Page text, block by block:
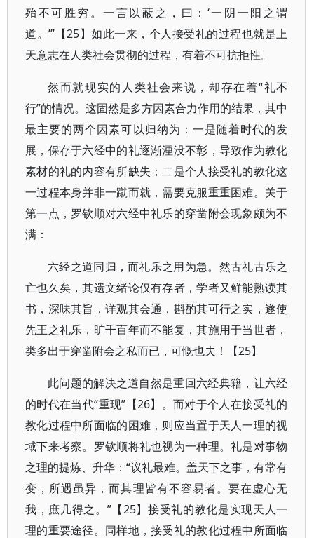
殆不可胜穷。一言以蔽之，曰：‘一阴一阳之谓
道。’”【25】如此一来，个人接受礼的过程也就是上
天意志在人类社会贯彻的过程，有着不可抗拒性。
然而就现实的人类社会来说，却存在着“礼不
行”的情况。这固然是多方因素合力作用的结果，其中
最主要的两个因素可以归纳为：一是随着时代的发
展，保存于六经中的礼逐渐湮没不彰，导致作为教化
素材的礼的内容有所缺失；二是个人接受礼的教化这
一过程本身并非一蹴而就，需要克服重重困难。关于
第一点，罗钦顺对六经中礼乐的穿凿附会现象颇为不
满：
六经之道同归，而礼乐之用为急。然古礼古乐之
亡也久矣，其遗文绪论仅有存者，学者又鲜能熟读其
书，深味其旨，详观其会通，斟酌其可行之实，遂使
先王之礼乐，旷千百年而不能复，其施用于当世者，
类多出于穿凿附会之私而已，可慨也夫！【25】
此问题的解决之道自然是重回六经典籍，让六经
的时代在当代“重现”【26】。而对于个人在接受礼的
教化过程中所面临的困难，则应当置于天人一理的视
域下来考察。罗钦顺将礼也视为一种理。礼是对事物
之理的提炼、升华：“议礼最难。盖天下之事，有常有
变，所遇虽异，而其理皆有不容易者。要在虚心无
我，庶几得之。”【25】接受礼的教化是实现天人一
理的重要途径。同样地，接受礼的教化过程中所面临